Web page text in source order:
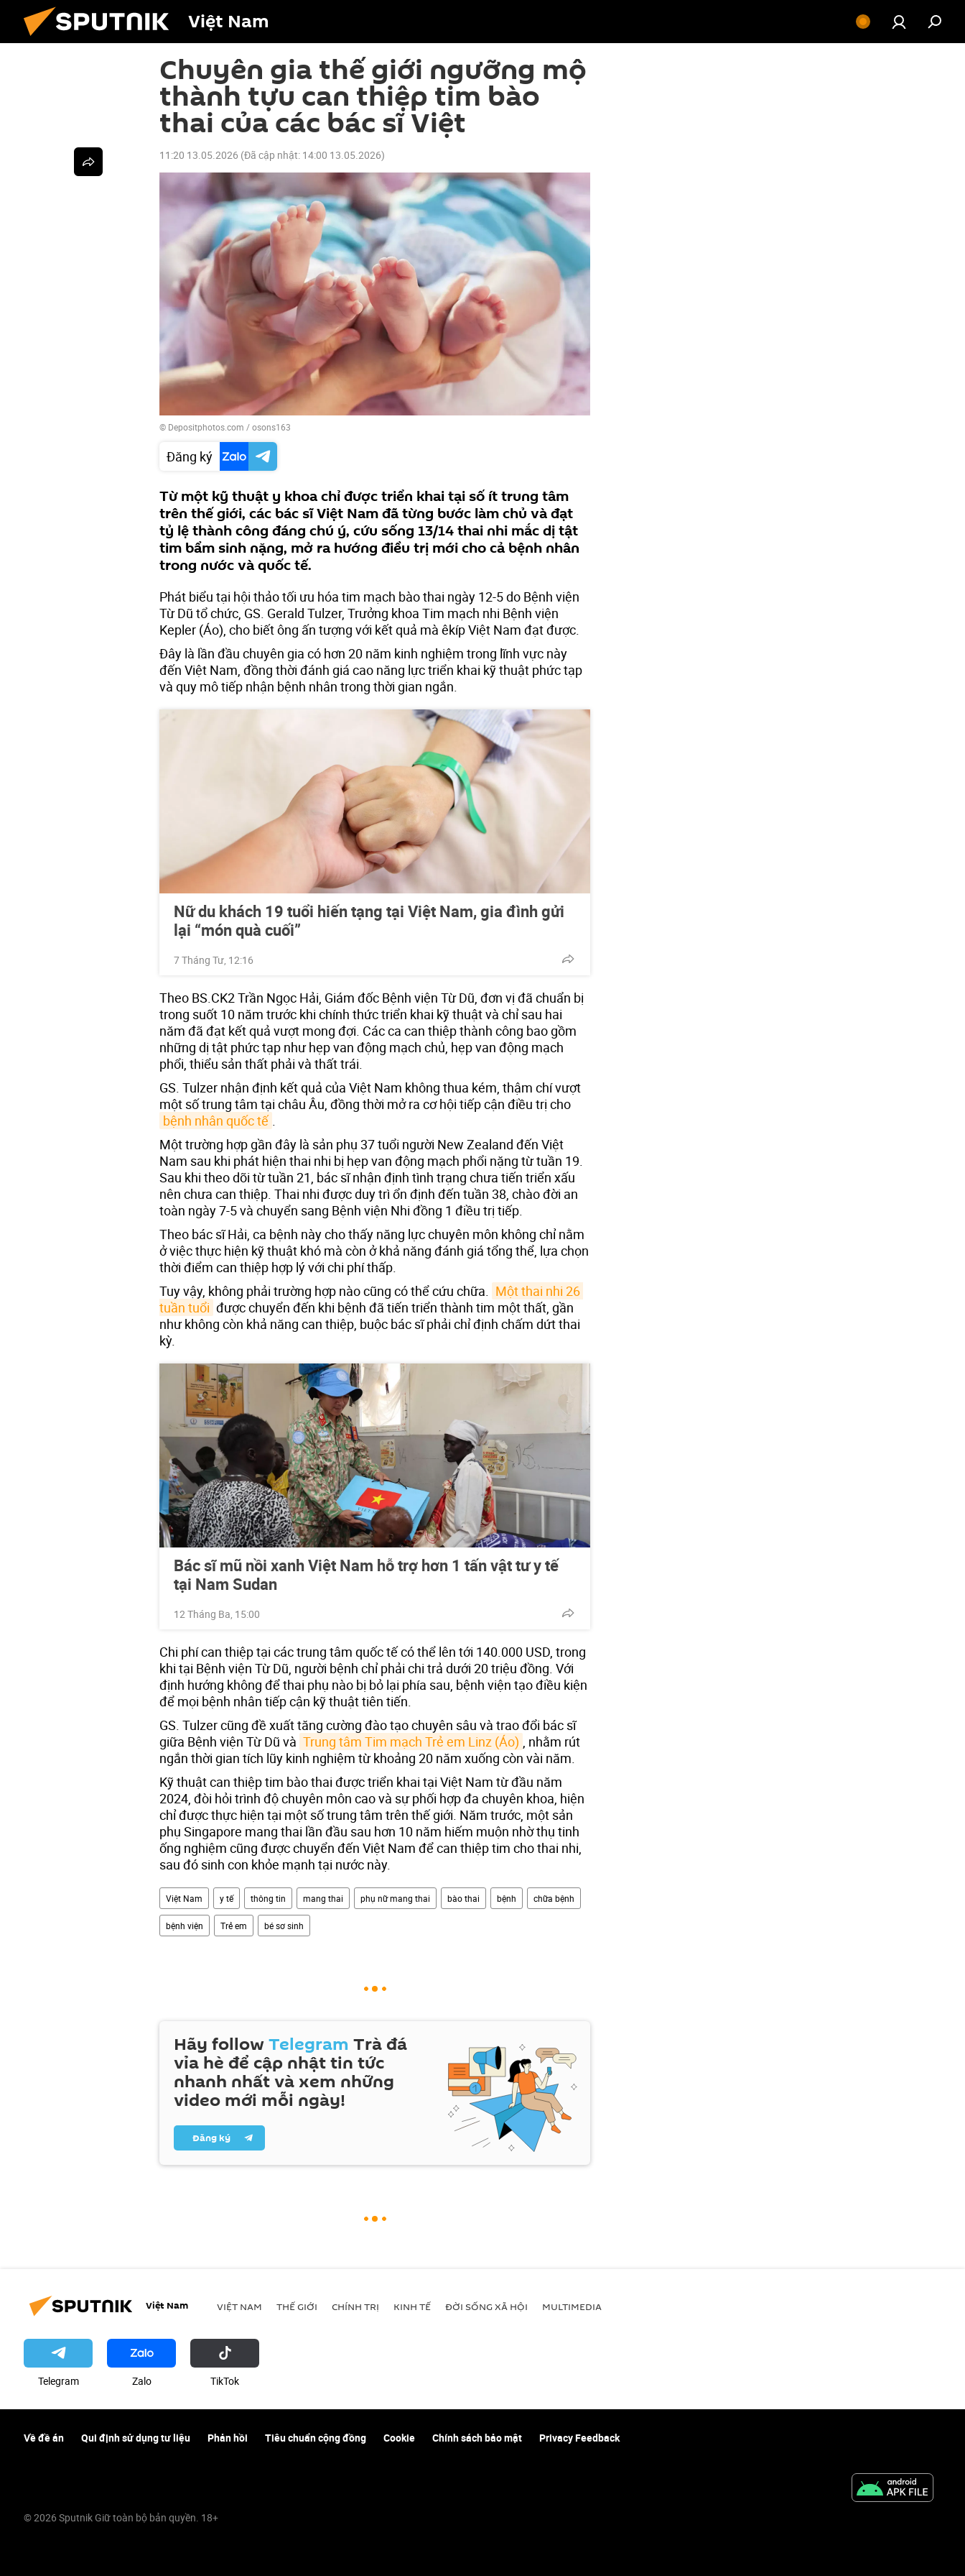
Việt Nam
Chuyên gia thế giới ngưỡng mộ
thành tựu can thiệp tim bào
thai của các bác sĩ Việt
11:20 13.05.2026 (Đã cập nhật: 14:00 13.05.2026)
© Depositphotos.com / osons163
Đăng ký
Từ một kỹ thuật y khoa chỉ được triển khai tại số ít trung tâm
trên thế giới, các bác sĩ Việt Nam đã từng bước làm chủ và đạt
tỷ lệ thành công đáng chú ý, cứu sống 13/14 thai nhi mắc dị tật
tim bẩm sinh nặng, mở ra hướng điều trị mới cho cả bệnh nhân
trong nước và quốc tế.
Phát biểu tại hội thảo tối ưu hóa tim mạch bào thai ngày 12-5 do Bệnh viện
Từ Dũ tổ chức, GS. Gerald Tulzer, Trưởng khoa Tim mạch nhi Bệnh viện
Kepler (Áo), cho biết ông ấn tượng với kết quả mà êkíp Việt Nam đạt được.
Đây là lần đầu chuyên gia có hơn 20 năm kinh nghiệm trong lĩnh vực này
đến Việt Nam, đồng thời đánh giá cao năng lực triển khai kỹ thuật phức tạp
và quy mô tiếp nhận bệnh nhân trong thời gian ngắn.
Nữ du khách 19 tuổi hiến tạng tại Việt Nam, gia đình gửi
lại “món quà cuối”
7 Tháng Tư, 12:16
Theo BS.CK2 Trần Ngọc Hải, Giám đốc Bệnh viện Từ Dũ, đơn vị đã chuẩn bị
trong suốt 10 năm trước khi chính thức triển khai kỹ thuật và chỉ sau hai
năm đã đạt kết quả vượt mong đợi. Các ca can thiệp thành công bao gồm
những dị tật phức tạp như hẹp van động mạch chủ, hẹp van động mạch
phổi, thiểu sản thất phải và thất trái.
GS. Tulzer nhận định kết quả của Việt Nam không thua kém, thậm chí vượt
một số trung tâm tại châu Âu, đồng thời mở ra cơ hội tiếp cận điều trị cho
bệnh nhân quốc tế
Một trường hợp gần đây là sản phụ 37 tuổi người New Zealand đến Việt
Nam sau khi phát hiện thai nhi bị hẹp van động mạch phổi nặng từ tuần 19.
Sau khi theo dõi từ tuần 21, bác sĩ nhận định tình trạng chưa tiến triển xấu
nên chưa can thiệp. Thai nhi được duy trì ổn định đến tuần 38, chào đời an
toàn ngày 7-5 và chuyển sang Bệnh viện Nhi đồng 1 điều trị tiếp.
Theo bác sĩ Hải, ca bệnh này cho thấy năng lực chuyên môn không chỉ nằm
ở việc thực hiện kỹ thuật khó mà còn ở khả năng đánh giá tổng thể, lựa chọn
thời điểm can thiệp hợp lý với chi phí thấp.
Tuy vậy, không phải trường hợp nào cũng có thể cứu chữa.
Một thai nhi 26
tuần tuổi được chuyển đến khi bệnh đã tiến triển thành tim một thất, gần
như không còn khả năng can thiệp, buộc bác sĩ phải chỉ định chấm dứt thai
kỳ.
Bác sĩ mũ nồi xanh Việt Nam hỗ trợ hơn 1 tấn vật tư y tế
tại Nam Sudan
12 Tháng Ba, 15:00
Chi phí can thiệp tại các trung tâm quốc tế có thể lên tới 140.000 USD, trong
khi tại Bệnh viện Từ Dũ, người bệnh chỉ phải chi trả dưới 20 triệu đồng. Với
định hướng không để thai phụ nào bị bỏ lại phía sau, bệnh viện tạo điều kiện
để mọi bệnh nhân tiếp cận kỹ thuật tiên tiến.
GS. Tulzer cũng đề xuất tăng cường đào tạo chuyên sâu và trao đổi bác sĩ
giữa Bệnh viện Từ Dũ và Trung tâm Tim mạch Trẻ em Linz (Áo)
, nhằm rút
ngắn thời gian tích lũy kinh nghiệm từ khoảng 20 năm xuống còn vài năm.
Kỹ thuật can thiệp tim bào thai được triển khai tại Việt Nam từ đầu năm
2024, đòi hỏi trình độ chuyên môn cao và sự phối hợp đa chuyên khoa, hiện
chỉ được thực hiện tại một số trung tâm trên thế giới. Năm trước, một sản
phụ Singapore mang thai lần đầu sau hơn 10 năm hiếm muộn nhờ thụ tinh
ống nghiệm cũng được chuyển đến Việt Nam để can thiệp tim cho thai nhi,
sau đó sinh con khỏe mạnh tại nước này.
Việt Nam y tế thông tin mang thai phụ nữ mang thai bào thai bệnh chữa bệnh
bệnh viện Trẻ em bé sơ sinh
Hãy followTelegram Trà đá
vỉa hè để cập nhật tin tức
nhanh nhất và xem những
video mới mỗi ngày!
Đăng ký
Việt Nam VIỆT NAM THẾ GIỚI CHÍNH TRỊ KINH TẾ ĐỜI SỐNG XÃ HỘI MULTIMEDIA
Telegram Zalo ТikТоk
Về đề án Qui định sử dụng tư liệu Phản hồi Tiêu chuẩn cộng đồng Cookie Chính sách bảo mật Privacy Feedback
© 2026 Sputnik Giữ toàn bộ bản quyền. 18+